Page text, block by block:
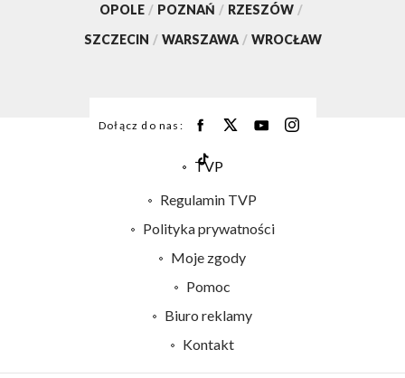
OPOLE / POZNAŃ / RZESZÓW /
SZCZECIN / WARSZAWA / WROCŁAW
Dołącz do nas:
TVP
Centrum informacji TVP
Naziemna Telewizja Cyfrowa
System NOS
Regulamin TVP
Polityka prywatności
Moje zgody
Pomoc
Biuro reklamy
Kontakt